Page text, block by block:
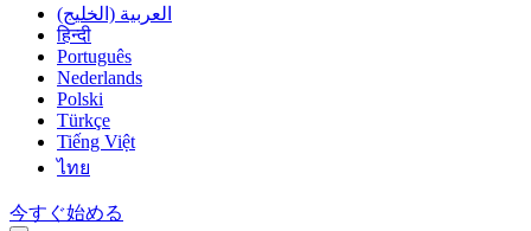
العربية (الخليج)
हिन्दी
Português
Nederlands
Polski
Türkçe
Tiếng Việt
ไทย
今すぐ始める